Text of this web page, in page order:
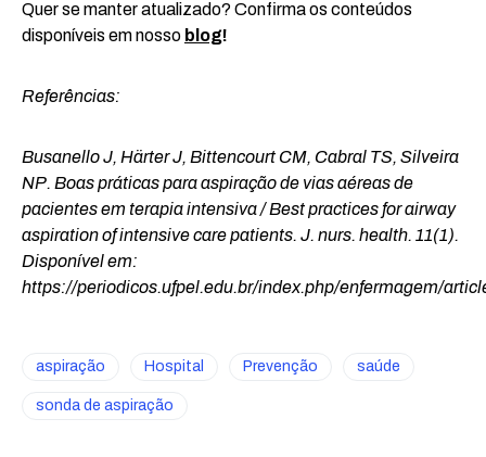
Quer se manter atualizado? Confirma os conteúdos
disponíveis em nosso blog!
Referências:
Busanello J, Härter J, Bittencourt CM, Cabral TS, Silveira
NP. Boas práticas para aspiração de vias aéreas de
pacientes em terapia intensiva / Best practices for airway
aspiration of intensive care patients. J. nurs. health. 11(1).
Disponível em:
https://periodicos.ufpel.edu.br/index.php/enfermagem/
aspiração Hospital Prevenção saúde
sonda de aspiração